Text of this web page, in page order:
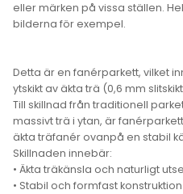
eller märken på vissa ställen.
bilderna för exempel.
Detta är en fanérparkett, vilket
ytskikt av äkta trä (0,6 mm
Till skillnad från traditionell
massivt trä i ytan, är
äkta träfanér ovanpå en stabil
Skillnaden innebär:
• Äkta träkänsla och naturligt
• Stabil och formfast konstruktion